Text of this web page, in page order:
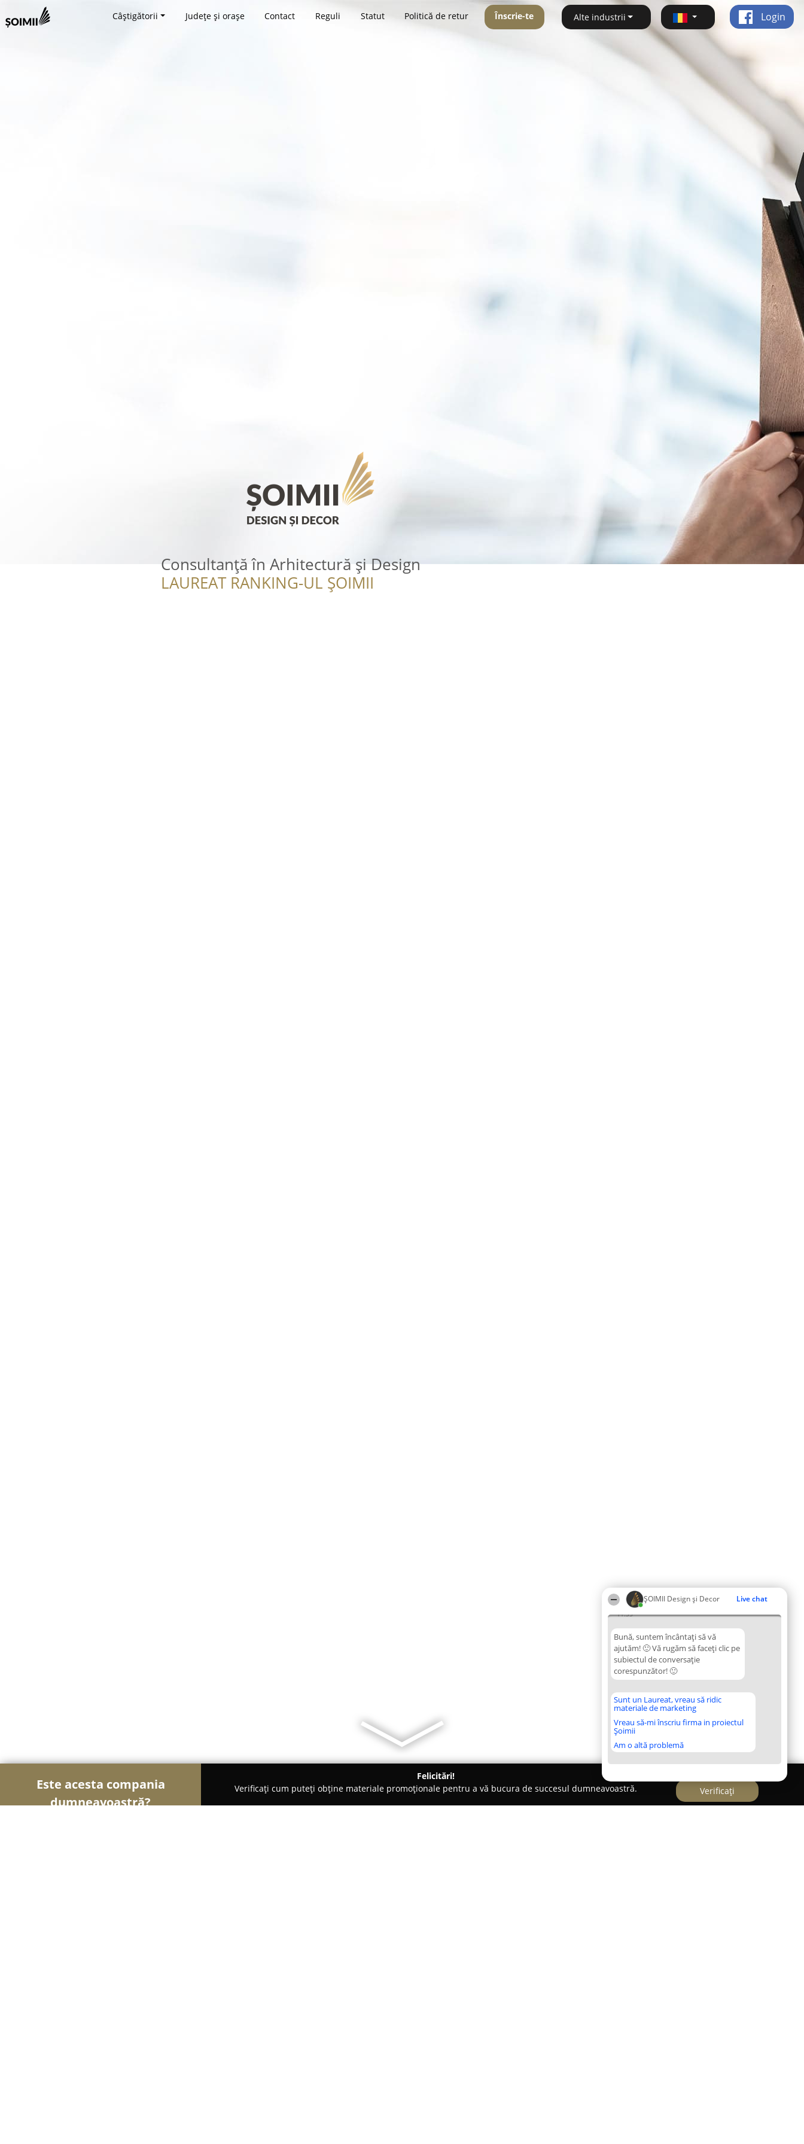
ȘOIMII Design și Decor Live chat
11:35
Bună, suntem încântați să vă
ajutăm! 🙂 Vă rugăm să faceți clic pe
subiectul de conversație
corespunzător! 🙂
Sunt un Laureat, vreau să ridic
materiale de marketing
Vreau să-mi înscriu firma in proiectul
Șoimii
Am o altă problemă
Câștigătorii Județe și orașe Contact Reguli Statut Politică de retur Înscrie-te Alte industrii Login
Consultanţă în Arhitectură şi Design
LAUREAT RANKING-UL ȘOIMII
Este acesta compania
dumneavoastră?
Felicitări!
Verificați cum puteți obține materiale promoționale pentru a vă bucura de succesul dumneavoastră.
Verificați